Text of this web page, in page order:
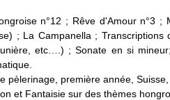
n°12 ; Rêve d'Amour n°3 ;
; La Campanella ;
etc….) ; Sonate en si
pèlerinage, première année,
et Fantaisie sur des thèmes